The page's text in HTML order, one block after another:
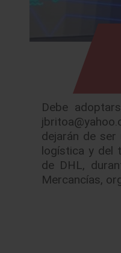
Debe
dejarán de
logística y del
de DHL,
Mercancías,